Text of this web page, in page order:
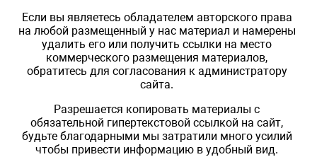
Если вы являетесь обладателем авторского права
на любой размещенный у нас материал и намерены
удалить его или получить ссылки на место
коммерческого размещения материалов,
обратитесь для согласования к администратору
сайта.
Разрешается копировать материалы с
обязательной гипертекстовой ссылкой на сайт,
будьте благодарными мы затратили много усилий
чтобы привести информацию в удобный вид.